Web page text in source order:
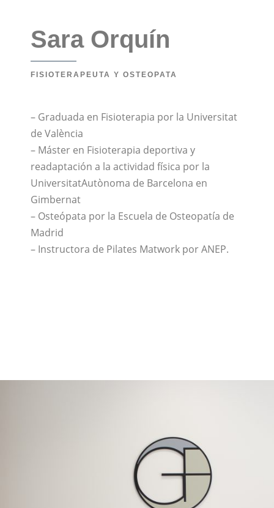
Sara Orquín
FISIOTERAPEUTA Y OSTEOPATA
– Graduada en Fisioterapia por la Universitat
de València
– Máster en Fisioterapia deportiva y
readaptación a la actividad física por la
UniversitatAutònoma de Barcelona en
Gimbernat
– Osteópata por la Escuela de Osteopatía de
Madrid
– Instructora de Pilates Matwork por ANEP.